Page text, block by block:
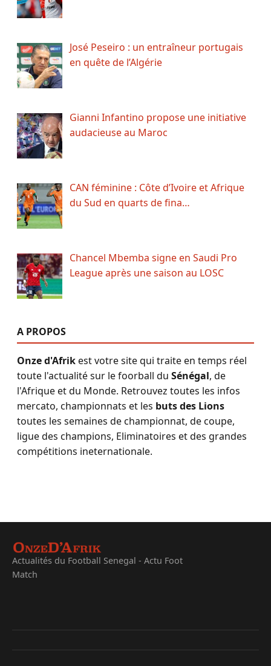
José Peseiro : un entraîneur portugais
en quête de l’Algérie
Gianni Infantino propose une initiative
audacieuse au Maroc
CAN féminine : Côte d’Ivoire et Afrique
du Sud en quarts de fina…
Chancel Mbemba signe en Saudi Pro
League après une saison au LOSC
A PROPOS
Onze d'Afrikest votre site qui traite en temps réel
toute l'actualité sur le foorball du Sénégal, de
l'Afrique et du Monde. Retrouvez toutes les infos
mercato, championnats et les buts des Lions
toutes les semaines de championnat, de coupe,
ligue des champions, Eliminatoires et des grandes
compétitions ineternationale.
Actualités du Football Senegal - Actu Foot
Match